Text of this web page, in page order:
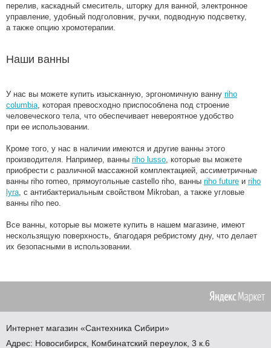
перелив, каскадный смеситель, шторку для ванной, электронное
управление, удобный подголовник, ручки, подводную подсветку,
а также опцию хромотерапии.
Наши ванны
У нас вы можете купить изысканную, эргономичную ванну riho
columbia , которая превосходно приспособлена под строение
человеческого тела, что обеспечивает невероятное удобство
при ее использовании.
Кроме того, у нас в наличии имеются и другие ванны этого
производителя. Например, ванны riho lusso , которые вы можете
приобрести с различной массажной комплектацией, ассиметричные
ванны riho romeo, прямоугольные castello riho, ванны riho future и riho
lyra , с антибактериальным свойством Mikroban, а также угловые
ванны riho neo.
Все ванны, которые вы можете купить в нашем магазине, имеют
нескользящую поверхность, благодаря ребристому дну, что делает
их безопасными в использовании.
Интернет магазин «Сантехника Сибири»
Адрес: Новосибирск Комбинатский переулок, 3 к.6